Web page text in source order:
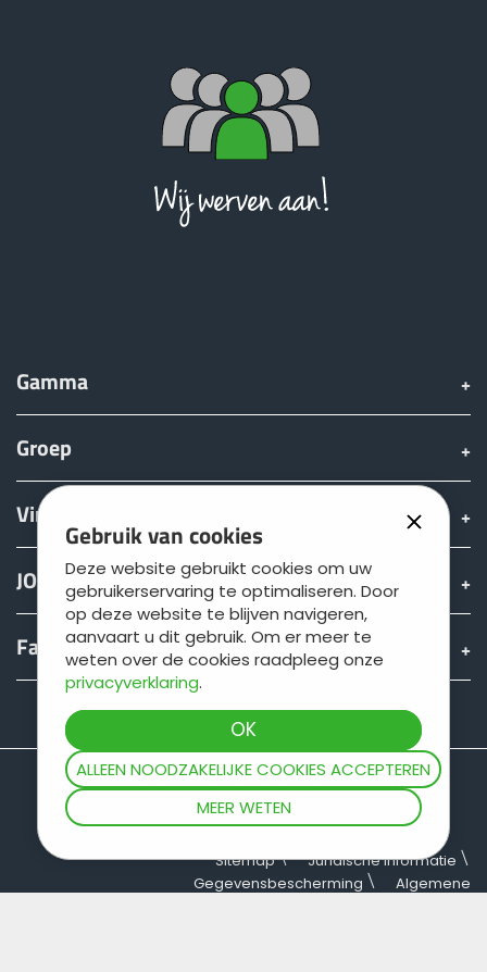
Gebruik van cookies
Deze website gebruikt cookies om uw
gebruikerservaring te optimaliseren. Door
op deze website te blijven navigeren,
aanvaart u dit gebruik. Om er meer te
weten over de cookies raadpleeg onze
privacyverklaring.
ALLEEN NOODZAKELIJKE COOKIES ACCEPTEREN
MEER WETEN
Gamma
Groep
Vinden & Kopen
JOSKIN wereld
Fan shop
Teamviewer
Sitemap
Juridische informatie
Gegevensbescherming
Algemene